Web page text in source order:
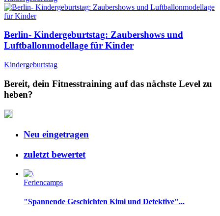
Berlin- Kindergeburtstag: Zaubershows und
Luftballonmodellage für Kinder
Kindergeburtstag
Bereit, dein Fitnesstraining auf das nächste Level zu
heben?
Neu eingetragen
zuletzt bewertet
Feriencamps
"Spannende Geschichten Kimi und Detektive"...